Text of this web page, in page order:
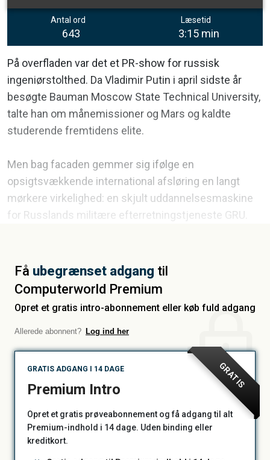
Antal ord
643
Læsetid
3:15 min
På overfladen var det et PR-show for russisk
ingeniørstolthed. Da Vladimir Putin i april sidste år
besøgte Bauman Moscow State Technical University,
talte han om månemissioner og Mars og kaldte
studerende fremtidens elite.
Men bag facaden gemmer sig ifølge en
opsigtsvækkende international afsløring en langt
mørkere virkelighed: en skjult uddannelsesmaskine
for Russlands militære efterretningstjeneste GRU.
Få ubegrænset adgang til
Computerworld Premium
Opret et gratis intro-abonnement eller køb fuld adgang
Allerede abonnent? Log ind her
GRATIS
GRATIS ADGANG I 14 DAGE
Premium Intro
Opret et gratis prøveabonnement og få adgang til alt
Premium-indhold i 14 dage. Uden binding eller
kreditkort.